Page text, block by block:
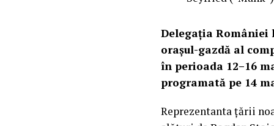
Delegația României
orașul-gazdă al
în perioada 12–16
programată pe 14
Reprezentanta țării